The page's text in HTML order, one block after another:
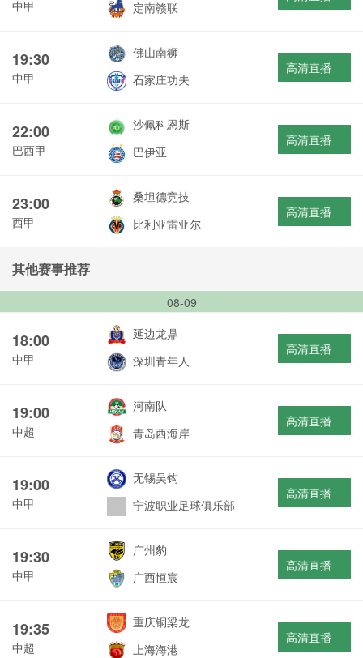
中甲 定南赣联
19:30
中甲
佛山南狮
石家庄功夫
高清直播
22:00
巴西甲
沙佩科恩斯
巴伊亚
高清直播
23:00
西甲
桑坦德竞技
比利亚雷亚尔
高清直播
其他赛事推荐
08-09
18:00
中甲
延边龙鼎
深圳青年人
高清直播
19:00
中超
河南队
青岛西海岸
高清直播
19:00
中甲
无锡吴钩
宁波职业足球俱乐部
高清直播
19:30
中甲
广州豹
广西恒宸
高清直播
19:35
中超
重庆铜梁龙
上海海港
高清直播